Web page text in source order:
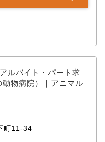
ルバイト・パート求
物病院）｜アニマル
町11-34